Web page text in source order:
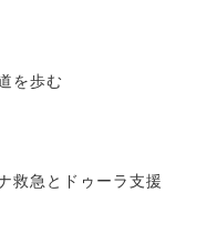
を歩む
救急とドゥーラ支援